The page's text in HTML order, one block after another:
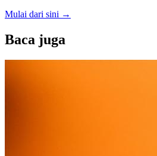
Mulai dari sini →
Baca juga